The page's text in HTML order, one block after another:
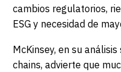
cambios regulatorios,
ESG y necesidad de
McKinsey, en su
chains, advierte que